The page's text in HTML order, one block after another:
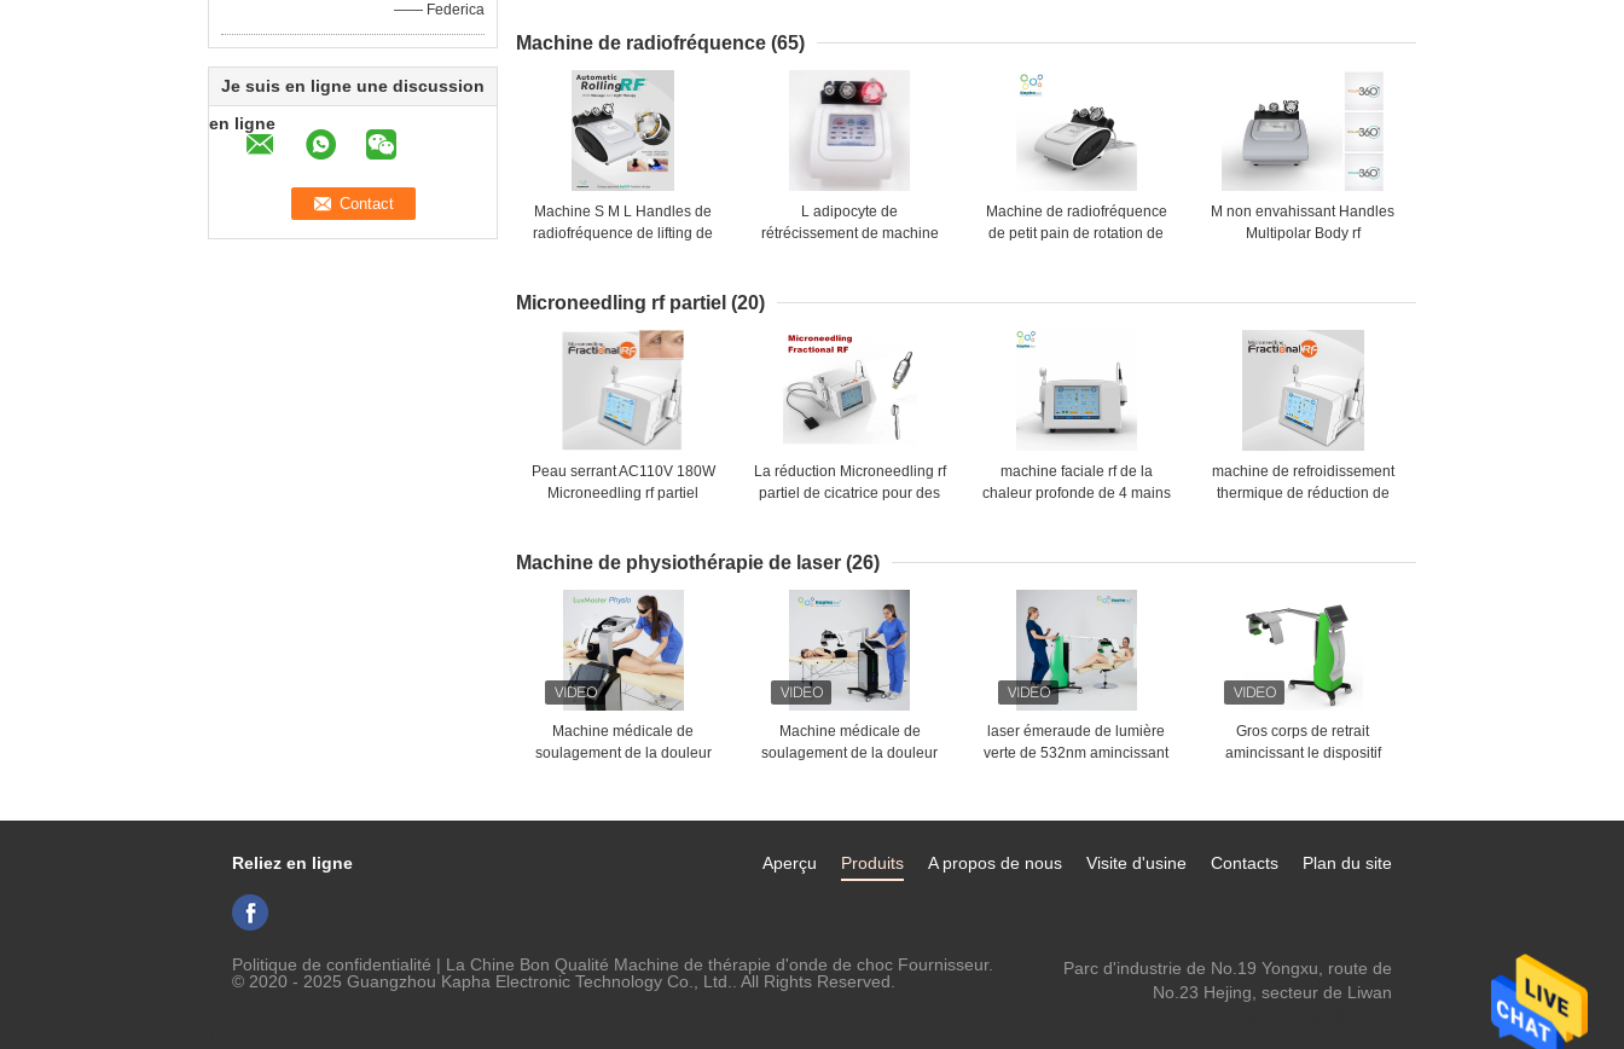
—— Federica
Je suis en ligne une discussion
en ligne
de 5 couleurs
porte-à-faux
indolore
Machine de radiofréquence (65)
Machine S M L Handles de
radiofréquence de lifting de
L adipocyte de
rétrécissement de machine
toutes les parties du corps
Machine de radiofréquence
de petit pain de rotation de
M non envahissant Handles
Multipolar Body rf
Microneedling rf partiel (20)
Peau serrant AC110V 180W
Microneedling rf partiel
La réduction Microneedling rf
partiel de cicatrice pour des
machine faciale rf de la
chaleur profonde de 4 mains
machine de refroidissement
thermique de réduction de
de 10,4 pouces
Machine de physiothérapie de laser (26)
Machine médicale de
soulagement de la douleur
physiothérapie
Machine médicale de
soulagement de la douleur
physiothérapie
laser émeraude de lumière
verte de 532nm amincissant
Gros corps de retrait
amincissant le dispositif
Reliez en ligne Plan du site
Contacts
Visite d'usine
A propos de nous
Produits
Aperçu
Politique de confidentialité | La Chine Bon Qualité Machine de thérapie d'onde de choc Fournisseur.
© 2020 - 2025 Guangzhou Kapha Electronic Technology Co., Ltd.. All Rights Reserved.
Parc d'industrie de No.19 Yongxu, route de
No.23 Hejing, secteur de Liwan